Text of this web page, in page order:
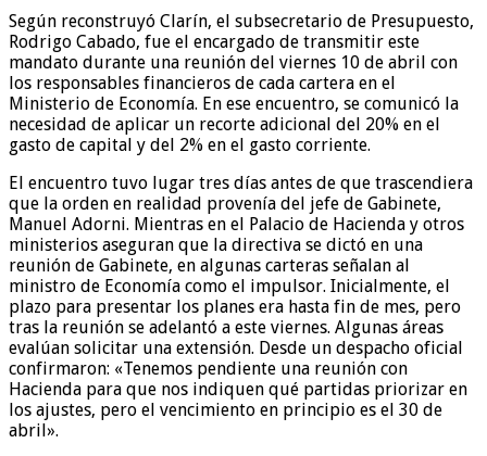
Según reconstruyó Clarín, el subsecretario de Presupuesto,
Rodrigo Cabado, fue el encargado de transmitir este
mandato durante una reunión del viernes 10 de abril con
los responsables financieros de cada cartera en el
Ministerio de Economía. En ese encuentro, se comunicó la
necesidad de aplicar un recorte adicional del 20% en el
gasto de capital y del 2% en el gasto corriente.
El encuentro tuvo lugar tres días antes de que trascendiera
que la orden en realidad provenía del jefe de Gabinete,
Manuel Adorni. Mientras en el Palacio de Hacienda y otros
ministerios aseguran que la directiva se dictó en una
reunión de Gabinete, en algunas carteras señalan al
ministro de Economía como el impulsor. Inicialmente, el
plazo para presentar los planes era hasta fin de mes, pero
tras la reunión se adelantó a este viernes. Algunas áreas
evalúan solicitar una extensión. Desde un despacho oficial
confirmaron: «Tenemos pendiente una reunión con
Hacienda para que nos indiquen qué partidas priorizar en
los ajustes, pero el vencimiento en principio es el 30 de
abril».